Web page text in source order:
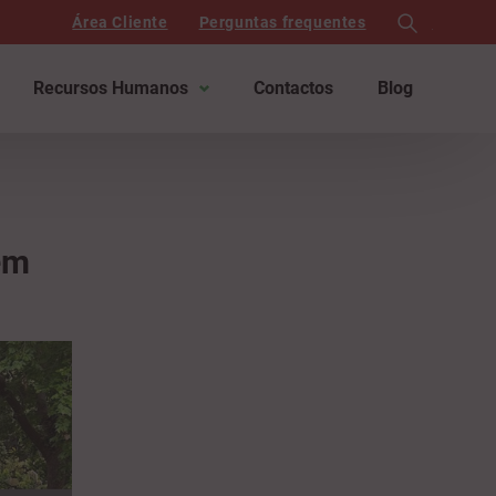
Área Cliente Perguntas frequentes
Recursos Humanos Contactos Blog